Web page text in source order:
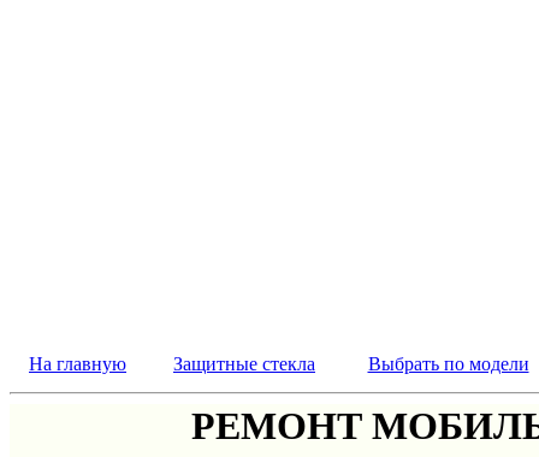
На главную Защитные стекла Выбрать по модели
РЕМОНТ